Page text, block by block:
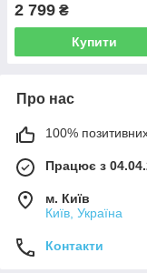
2 799 ₴
Купити
Про нас
100% позитивних
Працює з
м. Київ
Київ, Україна
Контакти